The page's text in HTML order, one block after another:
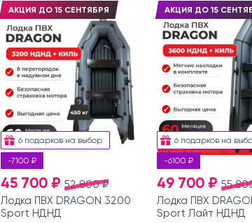
6 подарков на выбор
-7100 ₽
АКЦИЯ ДО 15 СЕНТЯБРЯ
52 800 ₽
45 700 ₽
Лодка ПВХ DRAGON 3200
Sport НДНД
6 подарков на
-6100 ₽
АКЦИЯ ДО 15
55
49 700 ₽
Лодка ПВХ
Sport Лайт НДНД